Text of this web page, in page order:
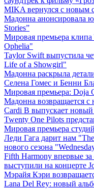
MIKA вернулся с новым
Мадонна анонсировала
Stories”
Мировая премьера
Ophelia"
Taylor Swift выпустила
Life of a Showgirl"
Мадонна раскрыла
Селена Гомес и Бенни
Мировая премьера: Doja
Мадонна возвращается
Cardi B выпускает
Twenty One Pilots
Мировая премьера
Леди Гага дарит нам
нового сезона
Fifth Harmony впервые за
выступили на концерте
Мэрайя Кэри
Lana Del Rey: новый